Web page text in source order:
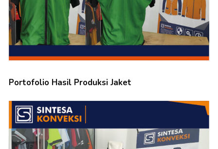
Portofolio Hasil Produksi Jaket